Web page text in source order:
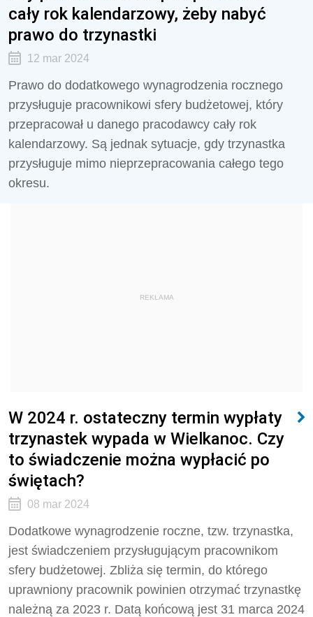
cały rok kalendarzowy, żeby nabyć
prawo do trzynastki
12 mar 2024
Prawo do dodatkowego wynagrodzenia rocznego
przysługuje pracownikowi sfery budżetowej, który
przepracował u danego pracodawcy cały rok
kalendarzowy. Są jednak sytuacje, gdy trzynastka
przysługuje mimo nieprzepracowania całego tego
okresu.
REKLAMA
W 2024 r. ostateczny termin wypłaty
trzynastek wypada w Wielkanoc. Czy
to świadczenie można wypłacić po
świętach?
08 mar 2024
Dodatkowe wynagrodzenie roczne, tzw. trzynastka,
jest świadczeniem przysługującym pracownikom
sfery budżetowej. Zbliża się termin, do którego
uprawniony pracownik powinien otrzymać trzynastkę
należną za 2023 r. Datą końcową jest 31 marca 2024